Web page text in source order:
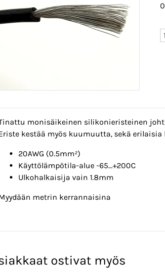
monisäikeinen silikonieristeinen
kestää myös kuumuutta, sekä
20AWG (0.5mm²)
Käyttölämpötila-alue -65...+200C
Ulkohalkaisija vain 1.8mm
metrin kerrannaisina
ostivat myös